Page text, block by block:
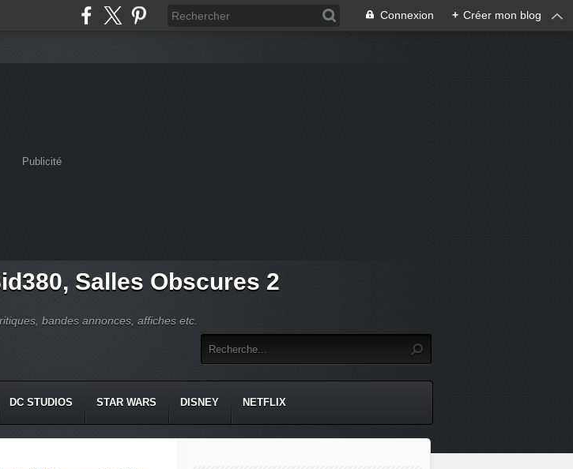
Connexion + Créer mon blog
Publicité
Salles Obscures 2
bandes annonces, affiches etc.
DC STUDIOS STAR WARS DISNEY NETFLIX